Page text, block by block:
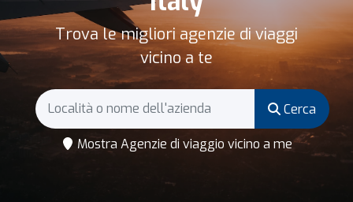
Trova le migliori agenzie di viaggi
vicino a te
Cerca
Mostra Agenzie di viaggio vicino a me